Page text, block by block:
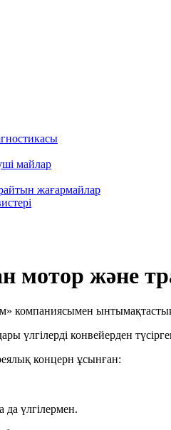
майлар
жағармайлар
мотор және
ынтымақтастық
үлгілерді конвейерден
концерн ұсынған:
үлгілермен.